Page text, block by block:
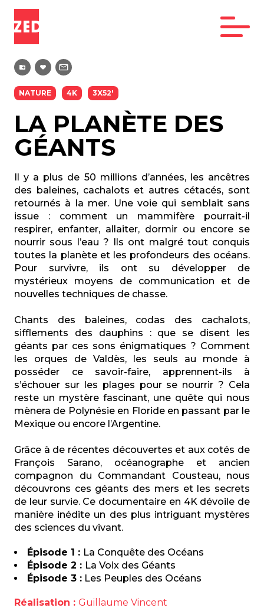
NATURE 4K 3X52'
LA PLANÈTE DES
GÉANTS
Il y a plus de 50 millions d’années, les ancêtres
des baleines, cachalots et autres cétacés, sont
retournés à la mer. Une voie qui semblait sans
issue : comment un mammifère pourrait-il
respirer, enfanter, allaiter, dormir ou encore se
nourrir sous l’eau ? Ils ont malgré tout conquis
toutes la planète et les profondeurs des océans.
Pour survivre, ils ont su développer de
mystérieux moyens de communication et de
nouvelles techniques de chasse.
Chants des baleines, codas des cachalots,
sifflements des dauphins : que se disent les
géants par ces sons énigmatiques ? Comment
les orques de Valdès, les seuls au monde à
posséder ce savoir-faire, apprennent-ils à
s’échouer sur les plages pour se nourrir ? Cela
reste un mystère fascinant, une quête qui nous
mènera de Polynésie en Floride en passant par le
Mexique ou encore l’Argentine.
Grâce à de récentes découvertes et aux cotés de
François Sarano, océanographe et ancien
compagnon du Commandant Cousteau, nous
découvrons ces géants des mers et les secrets
de leur survie. Ce documentaire en 4K dévoile de
manière inédite un des plus intriguant mystères
des sciences du vivant.
Épisode 1 : La Conquête des Océans
Épisode 2 : La Voix des Géants
Épisode 3 : Les Peuples des Océans
Réalisation : Guillaume Vincent